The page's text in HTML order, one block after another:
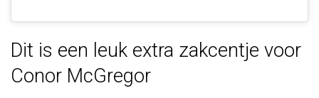
Dit is een leuk extra zakcentje voor
Conor McGregor